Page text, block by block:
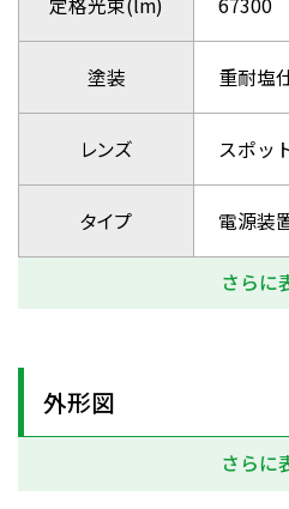
塗装 重耐塩
レンズ スポッ
タイプ 電源装
さらに
外形図
さらに